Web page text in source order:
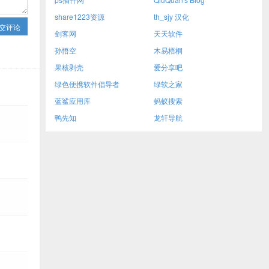
评论
share1223资源
th_sjy 汉化
剑客网
天天软件
孙悟空
木易梧桐
果核剥壳
爱分享吧
绿色便携软件倡导者
绿软之家
蓝鲨应用库
蚂蚁搜索
鸭先知
龙轩导航